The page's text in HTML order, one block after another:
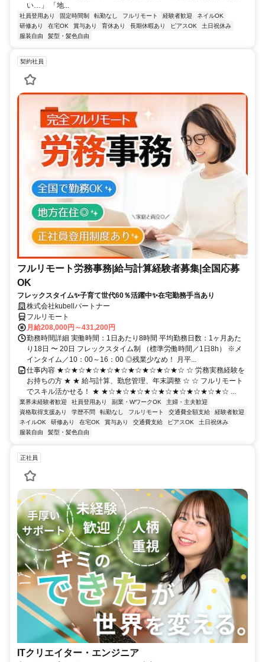
い…」 「地...
社員登用あり 固定時間制 転勤なし フルリモート 経験者歓迎
ネイルOK
研修あり
在宅OK 賞与あり 育休あり 長期休暇あり ピアスOK
土日祝休み
服装自由
髪型・髪色自由
契約社員
フルリモート労務事務|給与計算経験者募集|全国応募
OK
フレックスタイム✨子育て世代60％活躍中✨在宅勤務手当あり
株式会社kubellパートナー
フルリモート
月給208,000円～431,200円
勤務時間詳細 実働時間：1日あたり8時間 平均勤務日数：1ヶ月あた
り18日 〜 20日 フレックスタイム制 （標準労働時間／1日8h） ※メ
インタイム／10：00～16：00 ◎残業少なめ！ 月平...
仕事内容 ★☆★☆★☆★☆★☆★☆★☆★☆★☆ ☆ 労務実務経験を
お持ちの方 ★ ★ 給与計算、勤怠管理、年末調整 ☆ ☆ フルリモート
でスキル活かせる！ ★ ★☆★☆★☆★☆★☆★☆★☆★☆★☆ ...
業界未経験者歓迎 社員登用あり 副業・WワークOK
主婦・主夫歓迎
資格取得支援あり
学歴不問 転勤なし フルリモート 交通費全額支給
経験者歓迎
ネイルOK
研修あり 在宅OK 賞与あり 交通費支給 ピアスOK
土日祝休み
服装自由
髪型・髪色自由
正社員
ITクリエイター・エンジニア